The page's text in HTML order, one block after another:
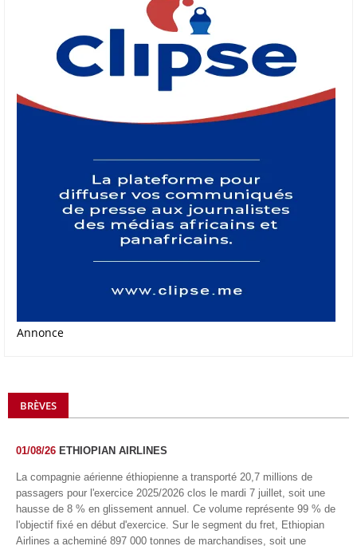
Annonce
BRÈVES
01/08/26 ETHIOPIAN AIRLINES
La compagnie aérienne éthiopienne a transporté 20,7 millions de
passagers pour l'exercice 2025/2026 clos le mardi 7 juillet, soit une
hausse de 8 % en glissement annuel. Ce volume représente 99 % de
l'objectif fixé en début d'exercice. Sur le segment du fret, Ethiopian
Airlines a acheminé 897 000 tonnes de marchandises, soit une